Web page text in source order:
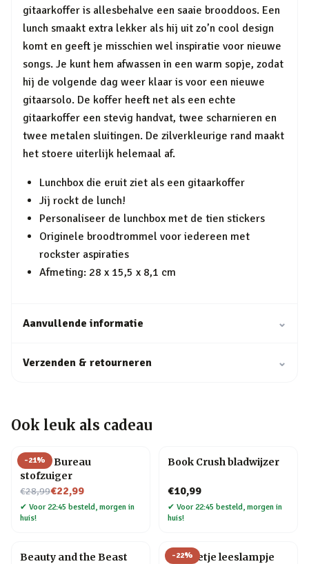
gitaarkoffer is allesbehalve een saaie brooddoos. Een
lunch smaakt extra lekker als hij uit zo’n cool design
komt en geeft je misschien wel inspiratie voor nieuwe
songs. Je kunt hem afwassen in een warm sopje, zodat
hij de volgende dag weer klaar is voor een nieuwe
gitaarsolo. De koffer heeft net als een echte
gitaarkoffer een stevig handvat, twee scharnieren en
twee metalen sluitingen. De zilverkleurige rand maakt
het stoere uiterlijk helemaal af.
Lunchbox die eruit ziet als een gitaarkoffer
Jij rockt de lunch!
Personaliseer de lunchbox met de tien stickers
Originele broodtrommel voor iedereen met
rockster aspiraties
Afmeting: 28 x 15,5 x 8,1 cm
Aanvullende informatie ⌄
Verzenden & retourneren ⌄
Ook leuk als cadeau
-21%
Henry Bureau
stofzuiger
€28,99
Nu voor€22,99
✔ Voor 22:45 besteld, morgen in
huis!
Book Crush bladwijzer
€10,99
✔ Voor 22:45 besteld, morgen in
huis!
Beauty and the Beast
-22%
Mannetje leeslampje